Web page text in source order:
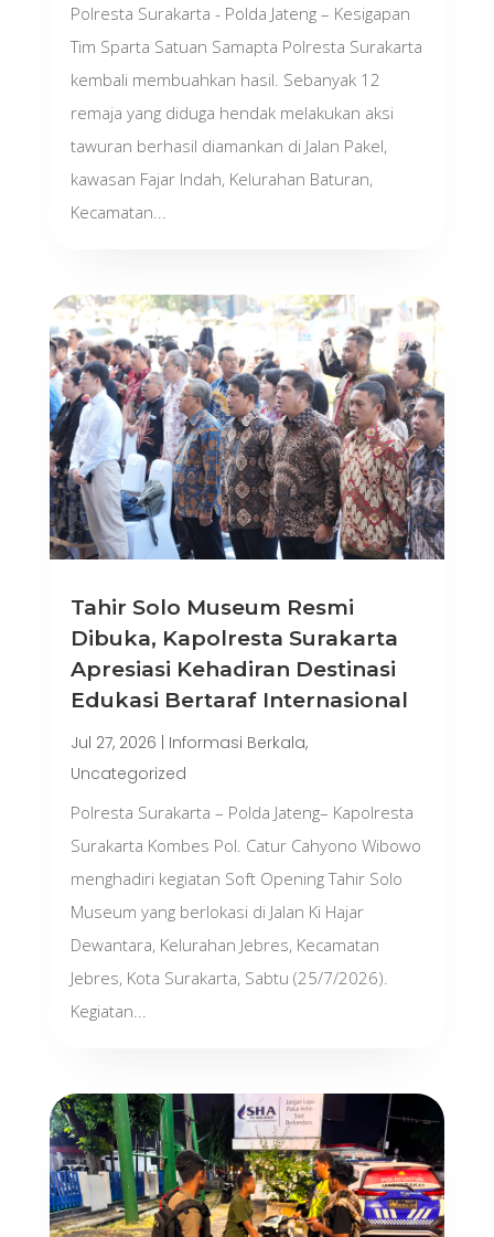
Polresta Surakarta - Polda Jateng – Kesigapan
Tim Sparta Satuan Samapta Polresta Surakarta
kembali membuahkan hasil. Sebanyak 12
remaja yang diduga hendak melakukan aksi
tawuran berhasil diamankan di Jalan Pakel,
kawasan Fajar Indah, Kelurahan Baturan,
Kecamatan...
Tahir Solo Museum Resmi
Dibuka, Kapolresta Surakarta
Apresiasi Kehadiran Destinasi
Edukasi Bertaraf Internasional
Jul 27, 2026 | Informasi Berkala,
Uncategorized
Polresta Surakarta – Polda Jateng– Kapolresta
Surakarta Kombes Pol. Catur Cahyono Wibowo
menghadiri kegiatan Soft Opening Tahir Solo
Museum yang berlokasi di Jalan Ki Hajar
Dewantara, Kelurahan Jebres, Kecamatan
Jebres, Kota Surakarta, Sabtu (25/7/2026).
Kegiatan...